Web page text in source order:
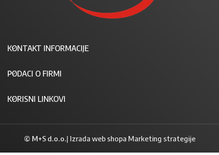
KONTAKT INFORMACIJE
PODACI O FIRMI
KORISNI LINKOVI
© M+S d.o.o.| Izrada web shopa Marketing strategije